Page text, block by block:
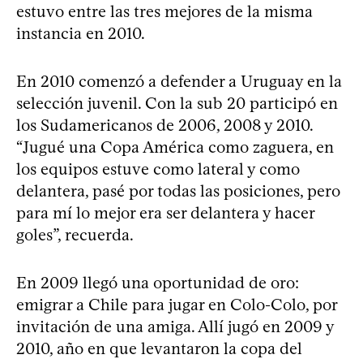
estuvo entre las tres mejores de la misma
instancia en 2010.
En 2010 comenzó a defender a Uruguay en la
selección juvenil. Con la sub 20 participó en
los Sudamericanos de 2006, 2008 y 2010.
“Jugué una Copa América como zaguera, en
los equipos estuve como lateral y como
delantera, pasé por todas las posiciones, pero
para mí lo mejor era ser delantera y hacer
goles”, recuerda.
En 2009 llegó una oportunidad de oro:
emigrar a Chile para jugar en Colo-Colo, por
invitación de una amiga. Allí jugó en 2009 y
2010, año en que levantaron la copa del